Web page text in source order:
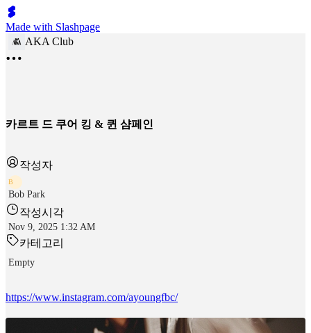
Made with Slashpage
AKA Club
카르트 드 쿠어 킹 & 퀸 샴페인
작성자
B
Bob Park
작성시각
Nov 9, 2025 1:32 AM
카테고리
Empty
https://www.instagram.com/ayoungfbc/